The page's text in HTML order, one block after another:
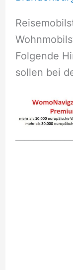
Folgende
sollen bei